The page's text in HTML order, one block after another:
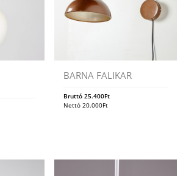
BARNA FALIKAR
Bruttó25.400Ft
Nettó20.000Ft